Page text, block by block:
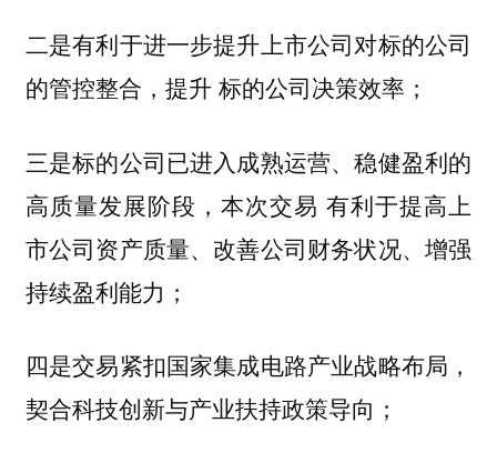
二是有利于进一步提升上市公司对标的公司
的管控整合，提升 标的公司决策效率；
三是标的公司已进入成熟运营、稳健盈利的
高质量发展阶段，本次交易 有利于提高上
市公司资产质量、改善公司财务状况、增强
持续盈利能力；
四是交易紧扣国家集成电路产业战略布局，
契合科技创新与产业扶持政策导向；